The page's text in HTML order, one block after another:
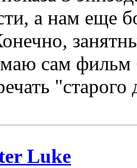
а нам еще
сам фильм
Luke